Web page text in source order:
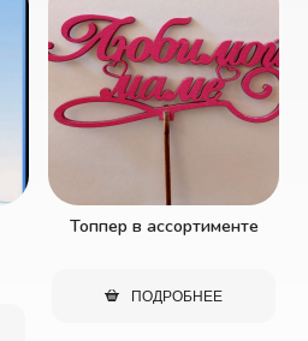
Подарочный конверт